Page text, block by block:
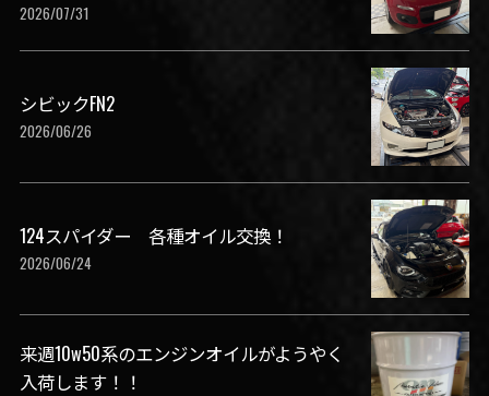
2026/07/31
シビックFN2
2026/06/26
124スパイダー 各種オイル交換！
2026/06/24
来週10w50系のエンジンオイルがようやく
入荷します！！